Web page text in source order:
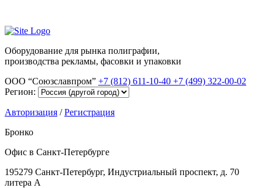
Оборудование для рынка полиграфии,
производства рекламы, фасовки и упаковки
ООО “Союзславпром” +7 (812) 611-10-40 +7 (499) 322-00-02
Регион:
Авторизация /Регистрация
Бронко
Офис в Санкт-Петербурге
195279 Санкт-Петербург, Индустриальный проспект, д. 70
литера А